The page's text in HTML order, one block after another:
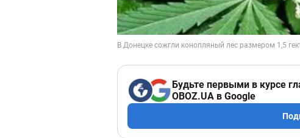
Будьте первыми в курсе
OBOZ.UA в Google